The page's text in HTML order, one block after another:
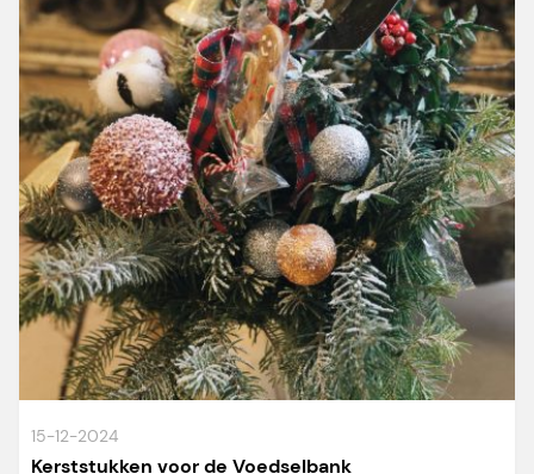
15-12-2024
Kerststukken voor de Voedselbank